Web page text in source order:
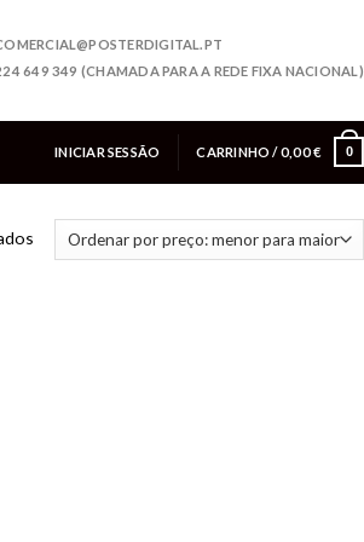
649 349 (CHAMADA PARA A REDE FIXA NACIONAL)
INICIAR SESSÃO CARRINHO /0,00€ 0